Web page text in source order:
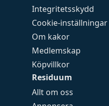
Integritetsskydd
Cookie-inställningar
Om kakor
Medlemskap
Köpvillkor
Residuum
Allt om oss